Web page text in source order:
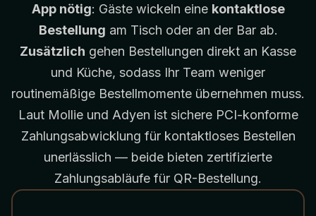
App nötig: Gäste wickeln eine kontaktlose
Bestellung am Tisch oder an der Bar ab.
Zusätzlich gehen Bestellungen direkt an Kasse
und Küche, sodass Ihr Team weniger
routinemäßige Bestellmomente übernehmen muss.
Laut Mollieund Adyen ist sichere PCI-konforme
Zahlungsabwicklung für kontaktloses Bestellen
unerlässlich — beide bieten zertifizierte
Zahlungsabläufe für QR-Bestellung.